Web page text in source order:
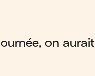
on aurait